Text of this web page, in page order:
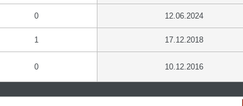
0 12.06.2024
1 17.12.2018
0 10.12.2016